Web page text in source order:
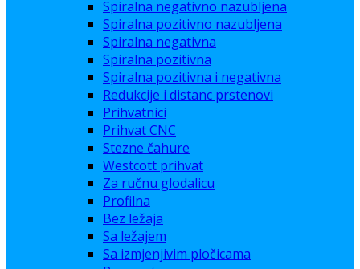
Spiralna negativno nazubljena
Spiralna pozitivno nazubljena
Spiralna negativna
Spiralna pozitivna
Spiralna pozitivna i negativna
Redukcije i distanc prstenovi
Prihvatnici
Prihvat CNC
Stezne čahure
Westcott prihvat
Za ručnu glodalicu
Profilna
Bez ležaja
Sa ležajem
Sa izmjenjivim pločicama